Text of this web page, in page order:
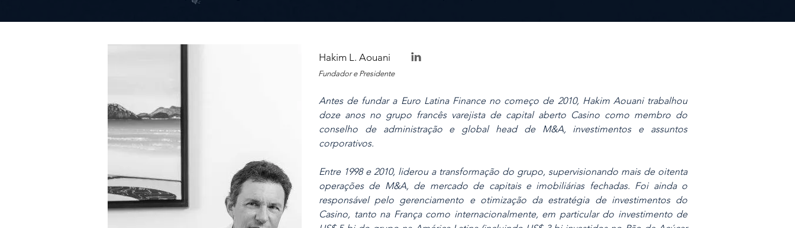
Hakim L. Aouani
Fundador e Presidente
Antes de fundar a Euro Latina Finance no começo de 2010, Hakim Aouani trabalhou
doze anos no grupo francês varejista de capital aberto Casino como membro do
conselho de administração e global head de M&A, investimentos e assuntos
corporativos.
Entre 1998 e 2010, liderou a transformação do grupo, supervisionando mais de oitenta
operações de M&A, de mercado de capitais e imobiliárias fechadas. Foi ainda o
responsável pelo gerenciamento e otimização da estratégia de investimentos do
Casino, tanto na França como internacionalmente, em particular do investimento de